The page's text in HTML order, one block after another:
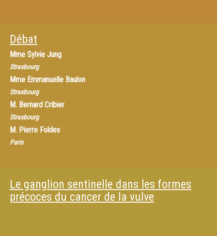
Débat
Mme Sylvie Jung
Strasbourg
Mme Emmanuelle Baulon
Strasbourg
M. Bernard Cribier
Strasbourg
M. Pierre Foldes
Paris
Le ganglion sentinelle dans les formes
précoces du cancer de la vulve